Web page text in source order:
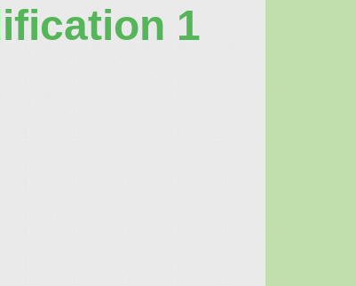
1